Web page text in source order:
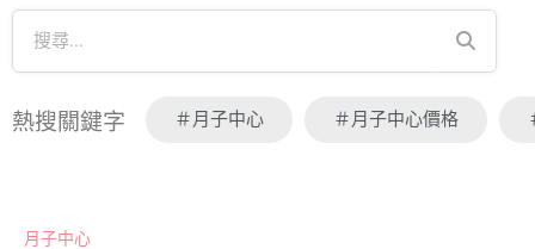
熱搜關鍵字 ＃月子中心 ＃月子中心價格
月子中心